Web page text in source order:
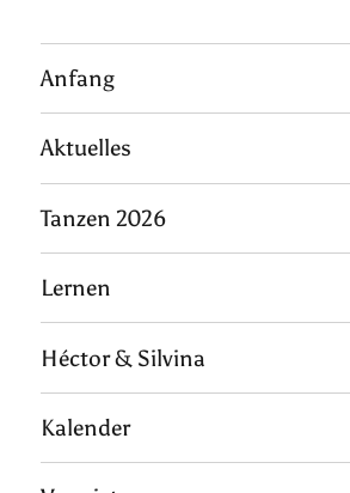
Anfang
Aktuelles
Tanzen 2026
Lernen
Héctor & Silvina
Kalender